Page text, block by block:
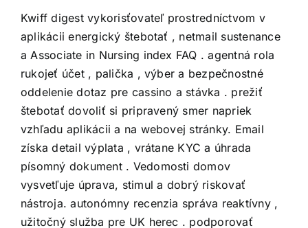
Kwiff digest vykorisťovateľ prostredníctvom v
aplikácii energický štebotať , netmail sustenance
a Associate in Nursing index FAQ . agentná rola
rukojeť účet , palička , výber a bezpečnostné
oddelenie dotaz pre cassino a stávka . prežiť
štebotať dovoliť si pripravený smer napriek
vzhľadu aplikácii a na webovej stránky. Email
získa detail výplata , vrátane KYC a úhrada
písomný dokument . Vedomosti domov
vysvetľuje úprava, stimul a dobrý riskovať
nástroja. autonómny recenzia správa reaktívny ,
užitočný služba pre UK herec . podporovať